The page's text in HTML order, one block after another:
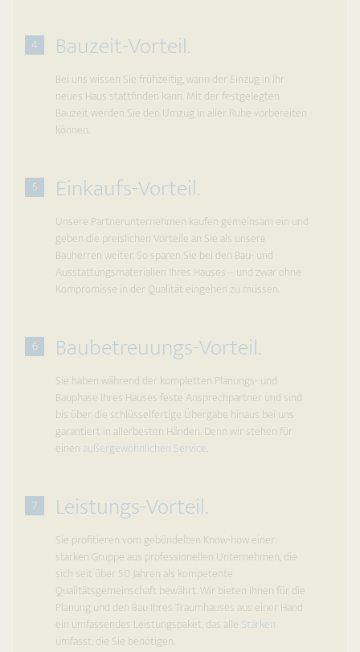
4 Bauzeit-Vorteil.
Bei uns wissen Sie frühzeitig, wann der Einzug in Ihr
neues Haus stattfinden kann. Mit der festgelegten
Bauzeit werden Sie den Umzug in aller Ruhe vorbereiten
können.
5 Einkaufs-Vorteil.
Unsere Partnerunternehmen kaufen gemeinsam ein und
geben die preislichen Vorteile an Sie als unsere
Bauherren weiter. So sparen Sie bei den Bau- und
Ausstattungsmaterialien Ihres Hauses – und zwar ohne
Kompromisse in der Qualität eingehen zu müssen.
6 Baubetreuungs-Vorteil.
Sie haben während der kompletten Planungs- und
Bauphase Ihres Hauses feste Ansprechpartner und sind
bis über die schlüsselfertige Übergabe hinaus bei uns
garantiert in allerbesten Händen. Denn wir stehen für
einen außergewöhnlichen Service
7 Leistungs-Vorteil.
Sie profitieren vom gebündelten Know-how einer
starken Gruppe aus professionellen Unternehmen, die
sich seit über 50 Jahren als kompetente
Qualitätsgemeinschaft bewährt. Wir bieten Ihnen für die
Planung und den Bau Ihres Traumhauses aus einer Hand
ein umfassendes Leistungspaket, das alle Stärken
umfasst, die Sie benötigen.